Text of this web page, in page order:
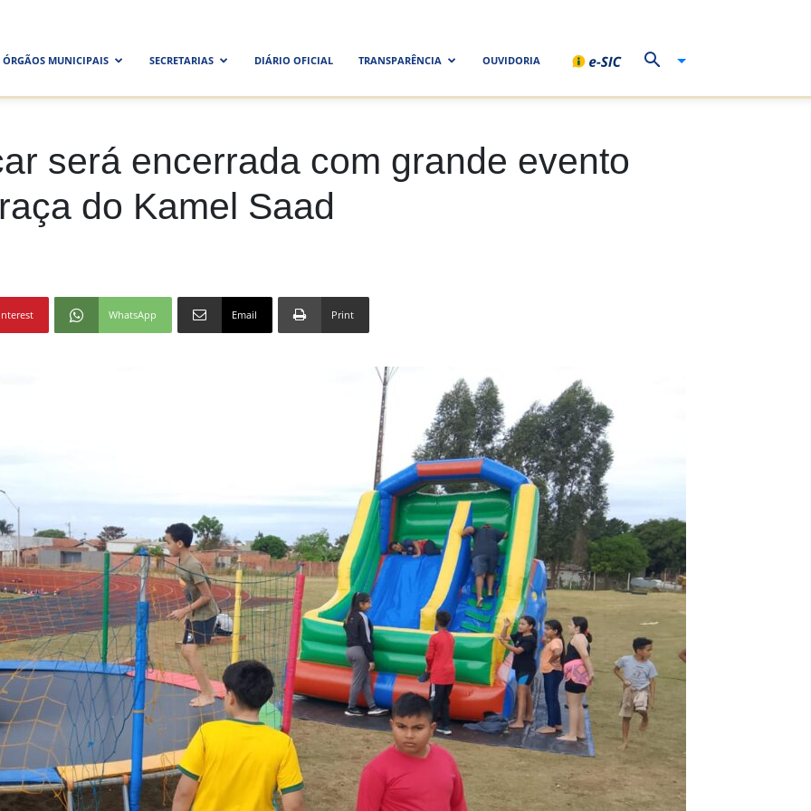
ÓRGÃOS MUNICIPAIS SECRETARIAS DIÁRIO OFICIAL TRANSPARÊNCIA OUVIDORIA
será encerrada com grande evento
do Kamel Saad
WhatsApp Email Print